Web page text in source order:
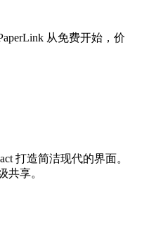
从免费开始，价
打造简洁现代的界面。
共享。